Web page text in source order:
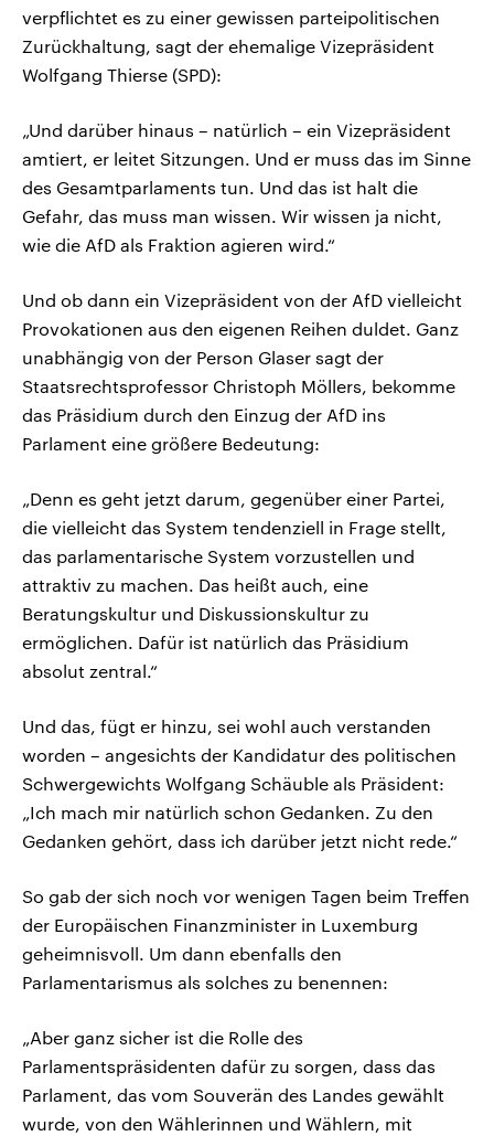
verpflichtet es zu einer gewissen parteipolitischen
Zurückhaltung, sagt der ehemalige Vizepräsident
Wolfgang Thierse (SPD):
„Und darüber hinaus – natürlich – ein Vizepräsident
amtiert, er leitet Sitzungen. Und er muss das im Sinne
des Gesamtparlaments tun. Und das ist halt die
Gefahr, das muss man wissen. Wir wissen ja nicht,
wie die AfD als Fraktion agieren wird.“
Und ob dann ein Vizepräsident von der AfD vielleicht
Provokationen aus den eigenen Reihen duldet. Ganz
unabhängig von der Person Glaser sagt der
Staatsrechtsprofessor Christoph Möllers, bekomme
das Präsidium durch den Einzug der AfD ins
Parlament eine größere Bedeutung:
„Denn es geht jetzt darum, gegenüber einer Partei,
die vielleicht das System tendenziell in Frage stellt,
das parlamentarische System vorzustellen und
attraktiv zu machen. Das heißt auch, eine
Beratungskultur und Diskussionskultur zu
ermöglichen. Dafür ist natürlich das Präsidium
absolut zentral.“
Und das, fügt er hinzu, sei wohl auch verstanden
worden – angesichts der Kandidatur des politischen
Schwergewichts Wolfgang Schäuble als Präsident:
„Ich mach mir natürlich schon Gedanken. Zu den
Gedanken gehört, dass ich darüber jetzt nicht rede.“
So gab der sich noch vor wenigen Tagen beim Treffen
der Europäischen Finanzminister in Luxemburg
geheimnisvoll. Um dann ebenfalls den
Parlamentarismus als solches zu benennen:
„Aber ganz sicher ist die Rolle des
Parlamentspräsidenten dafür zu sorgen, dass das
Parlament, das vom Souverän des Landes gewählt
wurde, von den Wählerinnen und Wählern, mit